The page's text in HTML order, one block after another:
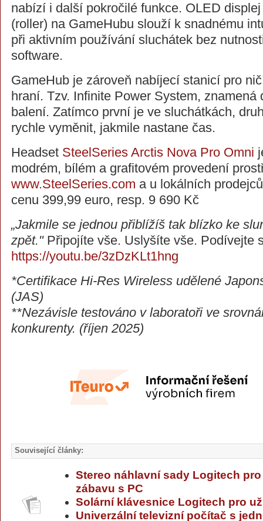
nabízí i další pokročilé funkce. OLED
(roller) na GameHubu slouží k snadnému
při aktivním používání sluchátek bez
software.
GameHub je zároveň nabíjecí stanicí pro
hraní. Tzv. Infinite Power System, znamená
balení. Zatímco první je ve sluchátkách,
rychle vyměnit, jakmile nastane čas.
Headset SteelSeries Arctis Nova Pro Omni
modrém, bílém a grafitovém provedení
www.SteelSeries.com a u lokálních
cenu 399,99 euro, resp. 9 690 Kč
„Jakmile se jednou přiblížíš tak blízko ke
zpět."Připojíte vše. Uslyšíte vše. Podívejte
https://youtu.be/3zDzKLt1hng
*Certifikace Hi-Res Wireless udělené
(JAS)
**Nezávisle testováno v laboratoři ve
konkurenty. (říjen 2025)
Související články:
Stereo náhlavní sady Logitech
zábavu s PC
Solární klávesnice Logitech pro
Univerzální televizní počítač s